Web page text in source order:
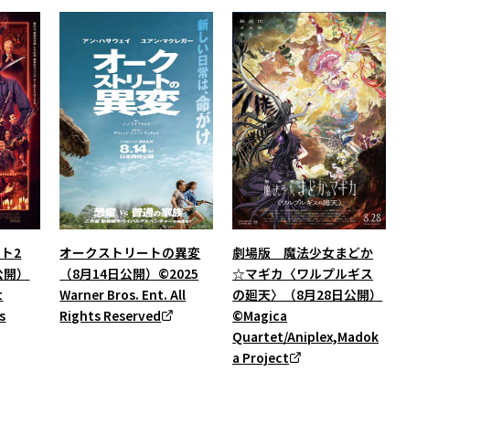
2
）
オークストリートの異変
（8月14日公開）©2025
Warner Bros. Ent. All
Rights Reserved
劇場版 魔法少女まどか
☆マギカ〈ワルプルギス
の廻天〉（8月28日公開）
©Magica
Quartet/Aniplex,Madok
a Project